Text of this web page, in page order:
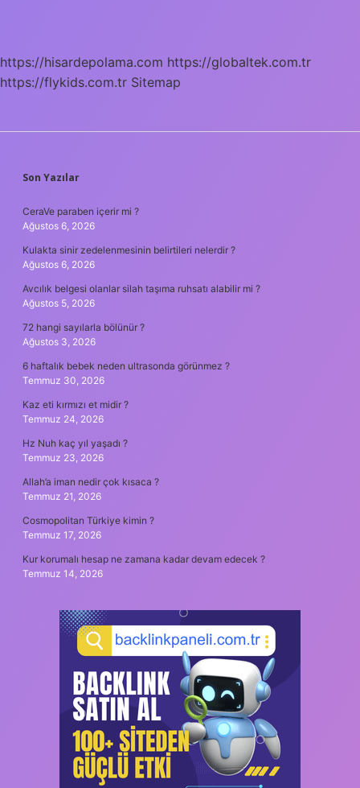
https://hisardepolama.com https://globaltek.com.tr
https://flykids.com.tr Sitemap
SIDEBAR
Son Yazılar
CeraVe paraben içerir mi ?
Ağustos 6, 2026
Kulakta sinir zedelenmesinin belirtileri nelerdir ?
Ağustos 6, 2026
Avcılık belgesi olanlar silah taşıma ruhsatı alabilir mi ?
Ağustos 5, 2026
72 hangi sayılarla bölünür ?
Ağustos 3, 2026
6 haftalık bebek neden ultrasonda görünmez ?
Temmuz 30, 2026
Kaz eti kırmızı et midir ?
Temmuz 24, 2026
Hz Nuh kaç yıl yaşadı ?
Temmuz 23, 2026
Allah’a iman nedir çok kısaca ?
Temmuz 21, 2026
Cosmopolitan Türkiye kimin ?
Temmuz 17, 2026
Kur korumalı hesap ne zamana kadar devam edecek ?
Temmuz 14, 2026